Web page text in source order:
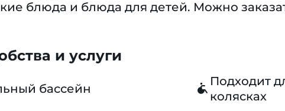
блюда и блюда для детей. Можно
и услуги
бассейн
Подходит
колясках